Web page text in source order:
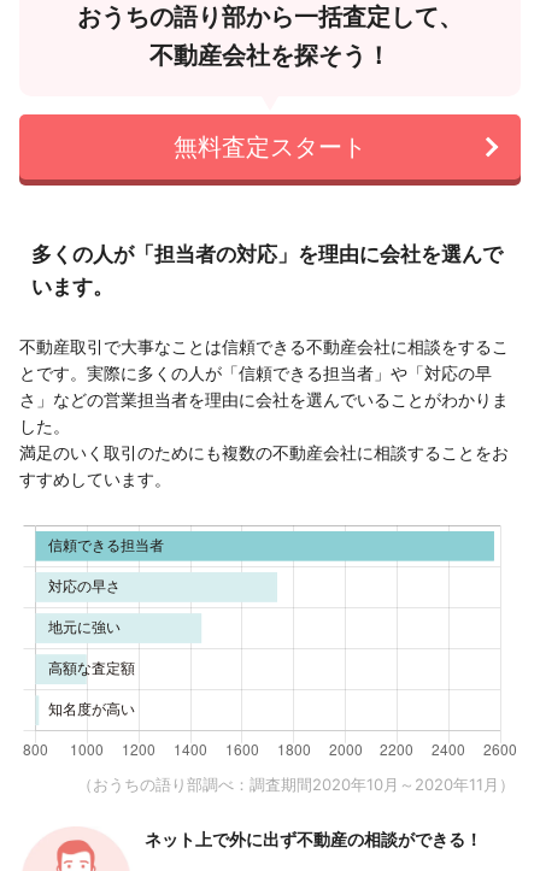
おうちの語り部から一括査定して、
不動産会社を探そう！
無料査定スタート
多くの人が「担当者の対応」を理由に会社を選んで
います。
不動産取引で大事なことは信頼できる不動産会社に相談をするこ
とです。実際に多くの人が「信頼できる担当者」や「対応の早
さ」などの営業担当者を理由に会社を選んでいることがわかりま
した。
満足のいく取引のためにも複数の不動産会社に相談することをお
すすめしています。
（おうちの語り部調べ：調査期間2020年10月～2020年11月）
ネット上で外に出ず不動産の相談ができる！